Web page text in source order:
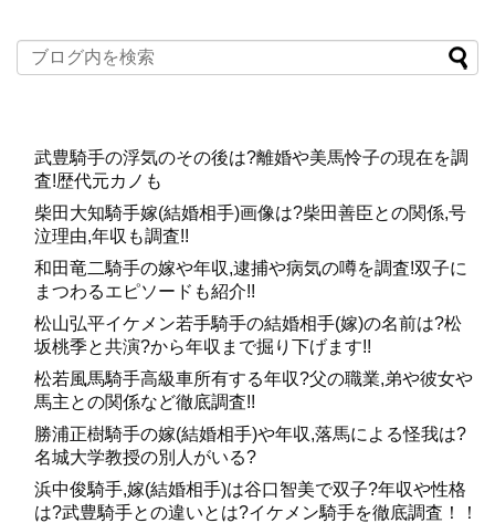
武豊騎手の浮気のその後は?離婚や美馬怜子の現在を調
査!歴代元カノも
柴田大知騎手嫁(結婚相手)画像は?柴田善臣との関係,号
泣理由,年収も調査!!
和田竜二騎手の嫁や年収,逮捕や病気の噂を調査!双子に
まつわるエピソードも紹介!!
松山弘平イケメン若手騎手の結婚相手(嫁)の名前は?松
坂桃季と共演?から年収まで掘り下げます!!
松若風馬騎手高級車所有する年収?父の職業,弟や彼女や
馬主との関係など徹底調査!!
勝浦正樹騎手の嫁(結婚相手)や年収,落馬による怪我は?
名城大学教授の別人がいる?
浜中俊騎手,嫁(結婚相手)は谷口智美で双子?年収や性格
は?武豊騎手との違いとは?イケメン騎手を徹底調査！！